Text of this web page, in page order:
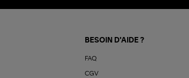
BESOIN D'AIDE ?
FAQ
CGV